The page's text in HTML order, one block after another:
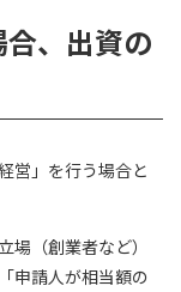
、出資の
営」を行う場合と
（創業者など）
申請人が相当額の